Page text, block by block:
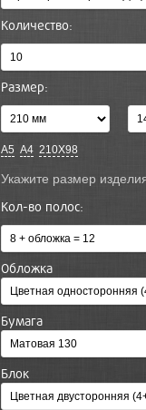
Количество:
Размер:
А5 А4 210X98
Кол-во полос:
Обложка
Бумага
Блок